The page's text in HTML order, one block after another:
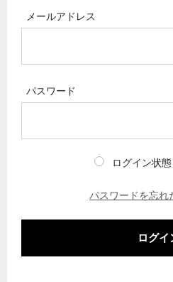
メールアドレス
パスワード
ログイン状
パスワードを忘れ
ログイ